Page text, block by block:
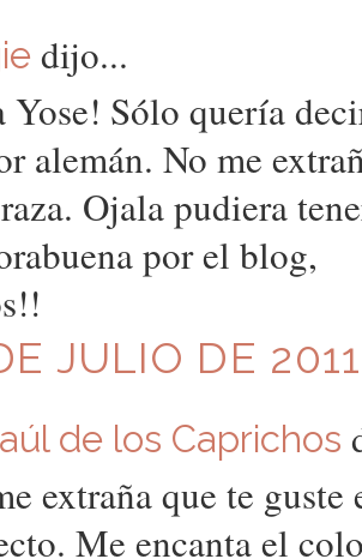
dijo...
Yose! Sólo quería
alemán. No me
Ojala pudiera
por el blog,
JULIO DE
de los Caprichos
extraña que te
Me encanta el